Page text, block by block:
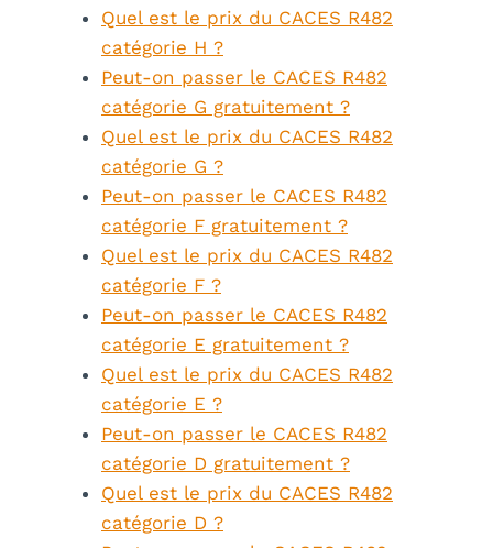
Quel est le prix du CACES R482
catégorie H ?
Peut-on passer le CACES R482
catégorie G gratuitement ?
Quel est le prix du CACES R482
catégorie G ?
Peut-on passer le CACES R482
catégorie F gratuitement ?
Quel est le prix du CACES R482
catégorie F ?
Peut-on passer le CACES R482
catégorie E gratuitement ?
Quel est le prix du CACES R482
catégorie E ?
Peut-on passer le CACES R482
catégorie D gratuitement ?
Quel est le prix du CACES R482
catégorie D ?